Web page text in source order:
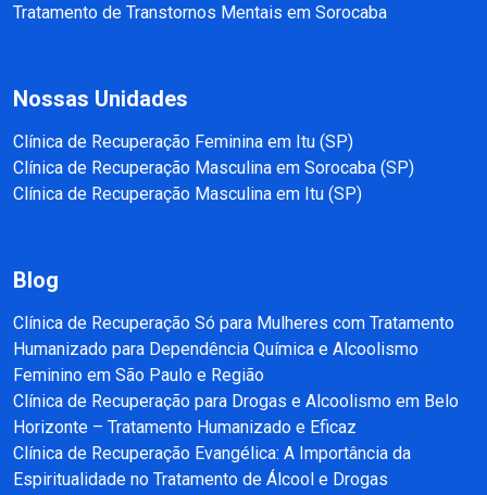
Tratamento de Transtornos Mentais em Sorocaba
Nossas Unidades
Clínica de Recuperação Feminina em Itu (SP)
Clínica de Recuperação Masculina em Sorocaba (SP)
Clínica de Recuperação Masculina em Itu (SP)
Blog
Clínica de Recuperação Só para Mulheres com Tratamento
Humanizado para Dependência Química e Alcoolismo
Feminino em São Paulo e Região
Clínica de Recuperação para Drogas e Alcoolismo em Belo
Horizonte – Tratamento Humanizado e Eficaz
Clínica de Recuperação Evangélica: A Importância da
Espiritualidade no Tratamento de Álcool e Drogas